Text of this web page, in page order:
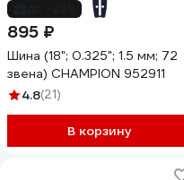
895 ₽
Шина (18"; 0.325"; 1.5 мм; 72
звена) CHAMPION 952911
4.8(21)
В корзину